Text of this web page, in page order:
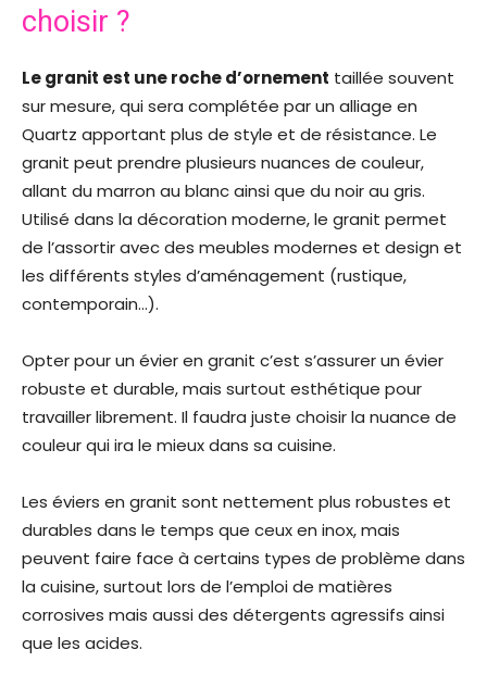
choisir ?
Le granit est une roche d’ornement taillée souvent
sur mesure, qui sera complétée par un alliage en
Quartz apportant plus de style et de résistance. Le
granit peut prendre plusieurs nuances de couleur,
allant du marron au blanc ainsi que du noir au gris.
Utilisé dans la décoration moderne, le granit permet
de l’assortir avec des meubles modernes et design et
les différents styles d’aménagement (rustique,
contemporain…).
Opter pour un évier en granit c’est s’assurer un évier
robuste et durable, mais surtout esthétique pour
travailler librement. Il faudra juste choisir la nuance de
couleur qui ira le mieux dans sa cuisine.
Les éviers en granit sont nettement plus robustes et
durables dans le temps que ceux en inox, mais
peuvent faire face à certains types de problème dans
la cuisine, surtout lors de l’emploi de matières
corrosives mais aussi des détergents agressifs ainsi
que les acides.